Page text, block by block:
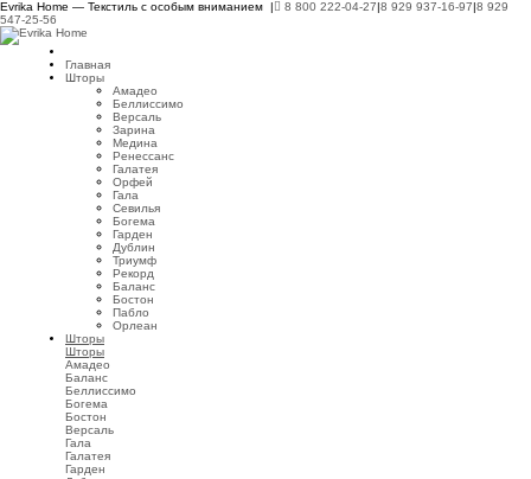
Evrika Home — Текстиль с особым вниманием | 8 800 222-04-27|8 929 937-16-97|8 929
547-25-56
Главная
Шторы
Амадео
Беллиссимо
Версаль
Зарина
Медина
Ренессанс
Галатея
Орфей
Гала
Севилья
Богема
Гарден
Дублин
Триумф
Рекорд
Баланс
Бостон
Пабло
Орлеан
Шторы
Шторы
Амадео
Баланс
Беллиссимо
Богема
Бостон
Версаль
Гала
Галатея
Гарден